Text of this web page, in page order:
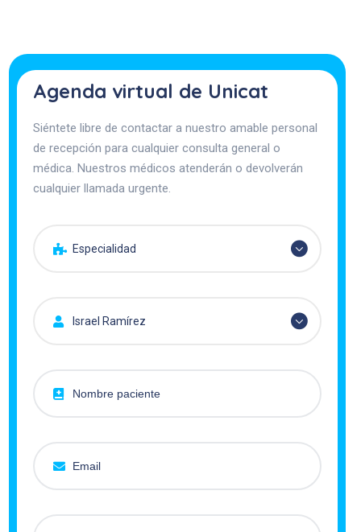
Agenda virtual de Unicat
Siéntete libre de contactar a nuestro amable personal
de recepción para cualquier consulta general o
médica. Nuestros médicos atenderán o devolverán
cualquier llamada urgente.
Especialidad
Israel Ramírez